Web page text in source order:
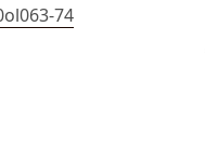
74